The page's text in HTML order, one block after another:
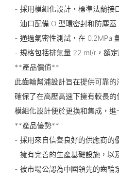
- 採用模組化設計，標準法蘭接
- 油口配備 O 型環密封和防塵蓋
- 通過氣密性測試，在 0.2MPa
- 規格包括排氣量 22 ml/r，額
**產品價值**
此齒輪幫浦設計旨在提供可靠
確保了在高壓高速下擁有較長
模組化設計便於更換和集成，進
**產品優勢**
- 採用來自信譽良好的供應商的
- 擁有完善的生產基礎設施，以
- 被市場公認為中國領先的齒輪